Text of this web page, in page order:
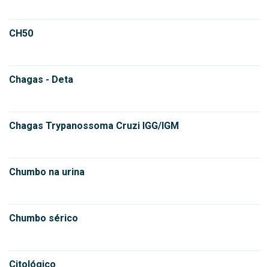
CH50
Chagas - Deta
Chagas Trypanossoma Cruzi IGG/IGM
Chumbo na urina
Chumbo sérico
Citológico